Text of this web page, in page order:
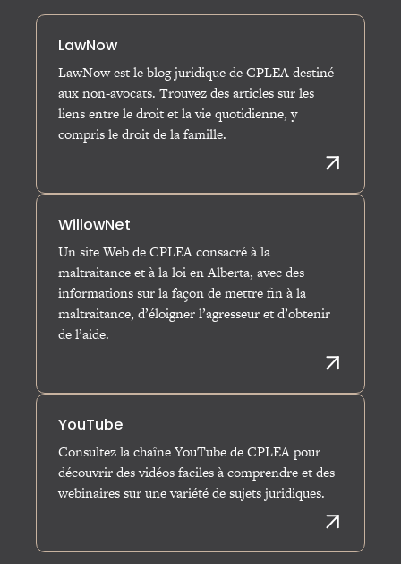
LawNow
LawNow est le blog juridique de CPLEA destiné
aux non-avocats. Trouvez des articles sur les
liens entre le droit et la vie quotidienne, y
compris le droit de la famille.
WillowNet
Un site Web de CPLEA consacré à la
maltraitance et à la loi en Alberta, avec des
informations sur la façon de mettre fin à la
maltraitance, d’éloigner l’agresseur et d’obtenir
de l’aide.
YouTube
Consultez la chaîne YouTube de CPLEA pour
découvrir des vidéos faciles à comprendre et des
webinaires sur une variété de sujets juridiques.